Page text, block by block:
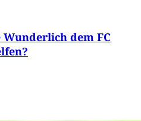
dem FC